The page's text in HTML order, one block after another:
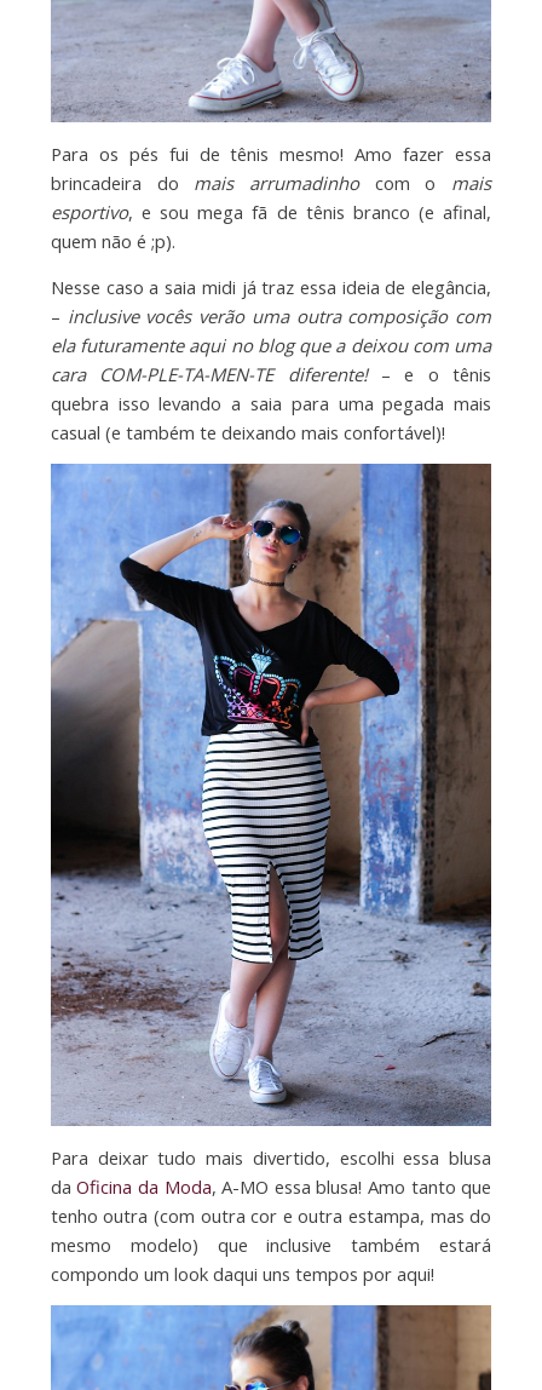
Para os pés fui de tênis mesmo! Amo fazer essa
brincadeira do mais arrumadinhocom o mais
esportivo, e sou mega fã de tênis branco (e afinal,
quem não é ;p).
Nesse caso a saia midi já traz essa ideia de elegância,
– inclusive vocês verão uma outra composição com
ela futuramente aqui no blog que a deixou com uma
cara COM-PLE-TA-MEN-TE diferente!– e o tênis
quebra isso levando a saia para uma pegada mais
casual (e também te deixando mais confortável)!
Para deixar tudo mais divertido, escolhi essa blusa
daOficina da Moda, A-MO essa blusa! Amo tanto que
tenho outra (com outra cor e outra estampa, mas do
mesmo modelo) que inclusive também estará
compondo um look daqui uns tempos por aqui!